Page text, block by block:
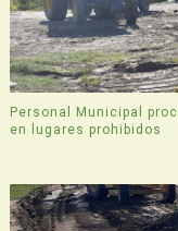
Personal Municipal
en lugares prohibidos